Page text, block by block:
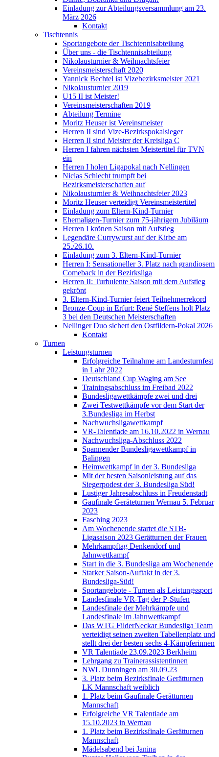
Einladung zur Abteilungsversammlung am 23.
März 2026
Kontakt
Tischtennis
Sportangebote der Tischtennisabteilung
Über uns - die Tischtennisabteilung
Nikolausturnier & Weihnachtsfeier
Vereinsmeisterschaft 2020
Yannick Bechtel ist Vizebezirksmeister 2021
Nikolausturnier 2019
U15 II ist Meister!
Vereinsmeisterschaften 2019
Abteilung Termine
Moritz Heuser ist Vereinsmeister
Herren II sind Vize-Bezirkspokalsieger
Herren II sind Meister der Kreisliga C
Herren I fahren nächsten Meistertitel für TVN
ein
Herren I holen Ligapokal nach Nellingen
Niclas Schlecht trumpft bei
Bezirksmeisterschaften auf
Nikolausturnier & Weihnachtsfeier 2023
Moritz Heuser verteidigt Vereinsmeistertitel
Einladung zum Eltern-Kind-Turnier
Ehemaligen-Turnier zum 75-jährigem Jubiläum
Herren I krönen Saison mit Aufstieg
Legendäre Currywurst auf der Kirbe am
25./26.10.
Einladung zum 3. Eltern-Kind-Turnier
Herren I: Sensationeller 3. Platz nach grandiosem
Comeback in der Bezirksliga
Herren II: Turbulente Saison mit dem Aufstieg
gekrönt
3. Eltern-Kind-Turnier feiert Teilnehmerrekord
Bronze-Coup in Erfurt: René Steffens holt Platz
3 bei den Deutschen Meisterschaften
Nellinger Duo sichert den Ostfildern-Pokal 2026
Kontakt
Turnen
Leistungsturnen
Erfolgreiche Teilnahme am Landesturnfest
in Lahr 2022
Deutschland Cup Waging am See
Trainingsabschluss im Freibad 2022
Bundesligawettkämpfe zwei und drei
Zwei Testwettkämpfe vor dem Start der
3.Bundesliga im Herbst
Nachwuchsligawettkampf
VR-Talentiade am 16.10.2022 in Wernau
Nachwuchsliga-Abschluss 2022
Spannender Bundesligawettkampf in
Balingen
Heimwettkampf in der 3. Bundesliga
Mit der besten Saisonleistung auf das
Siegerpodest der 3. Bundesliga Süd!
Lustiger Jahresabschluss in Freudenstadt
Gaufinale Geräteturnen Wernau 5. Februar
2023
Fasching 2023
Am Wochenende startet die STB-
Ligasaison 2023 Gerätturnen der Frauen
Mehrkampftag Denkendorf und
Jahnwettkampf
Start in die 3. Bundesliga am Wochenende
Starker Saison-Auftakt in der 3.
Bundesliga-Süd!
Sportangebote - Turnen als Leistungssport
Landesfinale VR-Tag der P-Stufen
Landesfinale der Mehrkämpfe und
Landesfinale im Jahnwettkampf
Das WTG FilderNeckar Bundesliga Team
verteidigt seinen zweiten Tabellenplatz und
stellt drei der besten sechs 4-Kämpferinnen
VR Talentiade 23.09.2023 Berkheim
Lehrgang zu Trainerassistentinnen
NWL Dunningen am 30.09.23
3. Platz beim Bezirksfinale Gerätturnen
LK Mannschaft weiblich
1. Platz beim Gaufinale Gerätturnen
Mannschaft
Erfolgreiche VR Talentiade am
15.10.2023 in Wernau
1. Platz beim Bezirksfinale Gerätturnen
Mannschaft
Mädelsabend bei Janina